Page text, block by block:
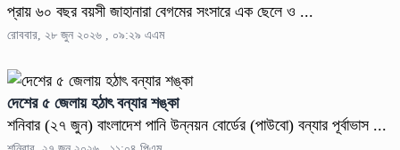
প্রায় ৬০ বছর বয়সী জাহানারা বেগমের সংসারে এক ছেলে ও ...
রোববার, ২৮ জুন ২০২৬ , ০৯:২৯ এএম
দেশের ৫ জেলায় হঠাৎ বন্যার শঙ্কা
শনিবার (২৭ জুন) বাংলাদেশ পানি উন্নয়ন বোর্ডের (পাউবো) বন্যার পূর্বাভাস ...